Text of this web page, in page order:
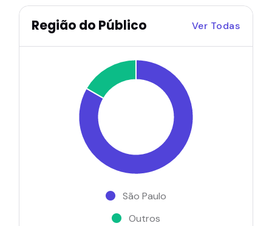
Região do Público Ver Todas
São Paulo
Outros